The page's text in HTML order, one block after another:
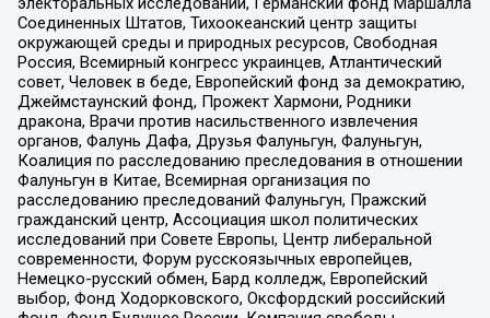
Соединенных Штатов, Тихоокеанский центр защиты
окружающей среды и природных ресурсов, Свободная
Россия, Всемирный конгресс украинцев, Атлантический
совет, Человек в беде, Европейский фонд за демократию,
Джеймстаунский фонд, Прожект Хармони, Родники
дракона, Врачи против насильственного извлечения
органов, Фалунь Дафа, Друзья Фалуньгун, Фалуньгун,
Коалиция по расследованию преследования в отношении
Фалуньгун в Китае, Всемирная организация по
расследованию преследований Фалуньгун, Пражский
гражданский центр, Ассоциация школ политических
исследований при Совете Европы, Центр либеральной
современности, Форум русскоязычных европейцев,
Немецко-русский обмен, Бард колледж, Европейский
выбор, Фонд Ходорковского, Оксфордский российский